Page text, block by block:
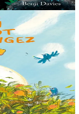
aime aller ramasser les
Mais cette année,